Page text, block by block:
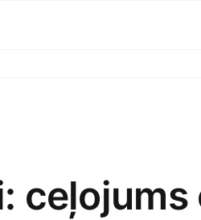
ceļojums